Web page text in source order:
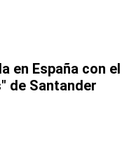
en España con el
de Santander